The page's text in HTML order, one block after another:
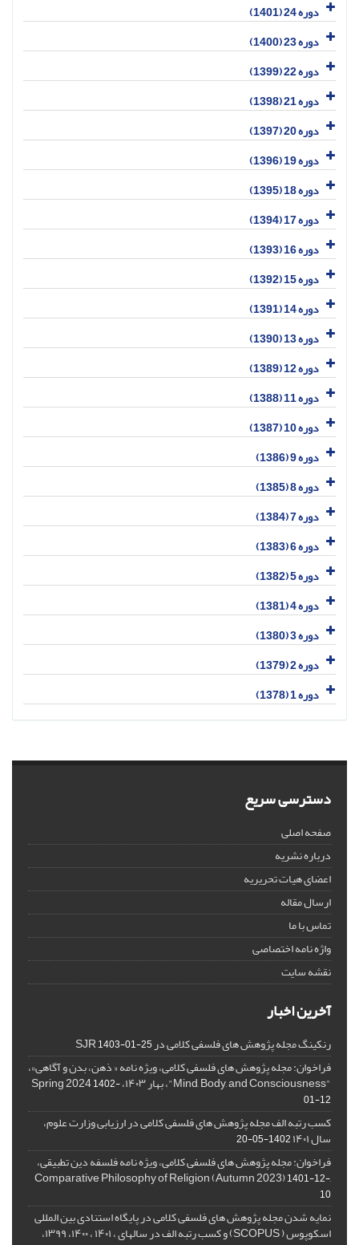
دوره 24 (1401)
دوره 23 (1400)
دوره 22 (1399)
دوره 21 (1398)
دوره 20 (1397)
دوره 19 (1396)
دوره 18 (1395)
دوره 17 (1394)
دوره 16 (1393)
دوره 15 (1392)
دوره 14 (1391)
دوره 13 (1390)
دوره 12 (1389)
دوره 11 (1388)
دوره 10 (1387)
دوره 9 (1386)
دوره 8 (1385)
دوره 7 (1384)
دوره 6 (1383)
دوره 5 (1382)
دوره 4 (1381)
دوره 3 (1380)
دوره 2 (1379)
دوره 1 (1378)
دسترسی سریع
صفحه اصلی
درباره نشریه
اعضای هیات تحریریه
ارسال مقاله
تماس با ما
واژه نامه اختصاصی
نقشه سایت
آخرین اخبار
رنکینگ مجله پژوهش های فلسفی کلامی در SJR1403-01-25
فراخوان: مجله پژوهش های فلسفی کلامی، ویژه نامه « ذهن، بدن و آگاهی»،
"Mind, Body, and Consciousness"، بهار ۱۴۰۳، Spring 2024
1402-
01-12
کسب رتبه الف مجله پژوهش های فلسفی کلامی در ارزیابی وزارت علوم،
سال ۱۴۰۱ 1402-05-20
فراخوان: مجله پژوهش های فلسفی کلامی، ویژه نامه فلسفه دین تطبیقی،
,Comparative Philosophy of Religion (Autumn 2023)
1401-12-
10
نمایه شدن مجله پژوهش های فلسفی کلامی در پایگاه استنادی بین المللی
اسکوپوس ( SCOPUS) و کسب رتبه الف در سالهای ، ۱۴۰۱ ، ۱۴۰۰، ۱۳۹۹،